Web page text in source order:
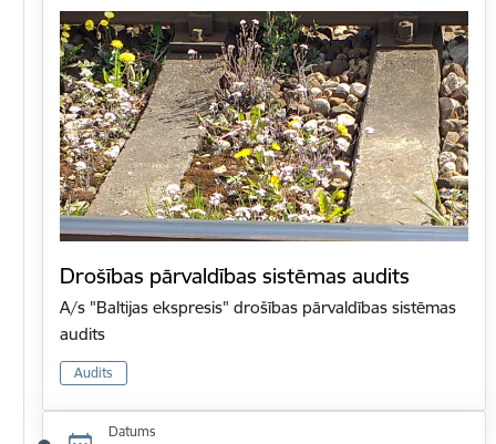
Drošības pārvaldības sistēmas audits
A/s "Baltijas ekspresis" drošības pārvaldības sistēmas
audits
Audits
Datums